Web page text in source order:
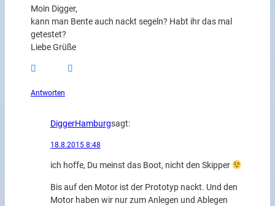
Moin Digger,
kann man Bente auch nackt segeln? Habt ihr das mal
getestet?
Liebe Grüße
Antworten
DiggerHamburgsagt:
18.8.2015 8:48
ich hoffe, Du meinst das Boot, nicht den Skipper
Bis auf den Motor ist der Prototyp nackt. Und den
Motor haben wir nur zum Anlegen und Ablegen